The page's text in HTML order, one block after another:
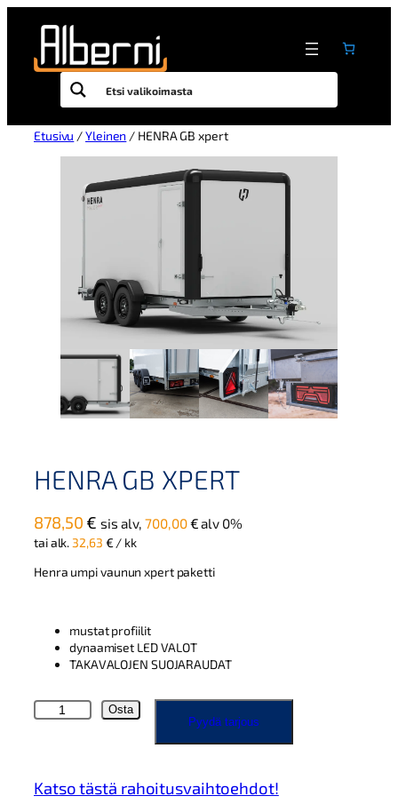
Etusivu /Yleinen / HENRA GB xpert
HENRA GB XPERT
878,50 € sis alv,700,00€alv 0%
tai alk. 32,63 € / kk
Henra umpi vaunun xpert paketti
mustat profiilit
dynaamiset LED VALOT
TAKAVALOJEN SUOJARAUDAT
H
E
G
Osta
Pyydä tarjous
Katso tästä rahoitusvaihtoehdot!